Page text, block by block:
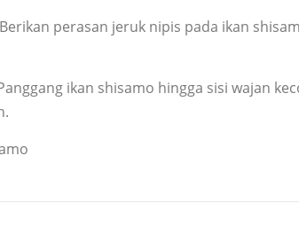
perasan jeruk nipis pada ikan
ikan shisamo hingga sisi wajan